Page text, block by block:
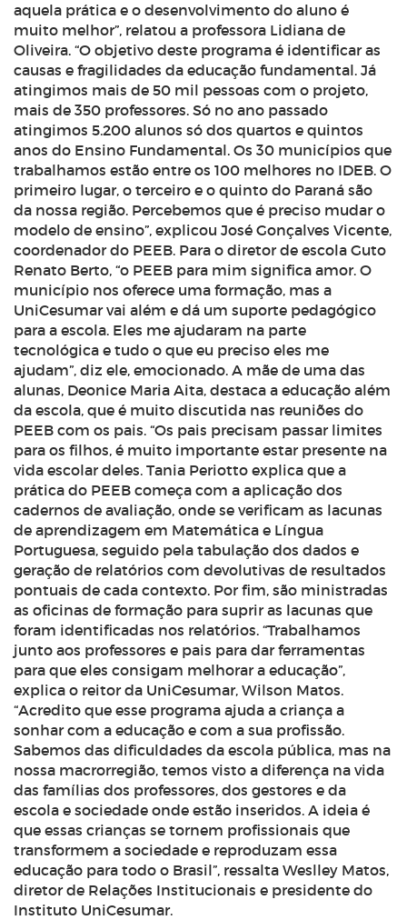
aquela prática e o desenvolvimento do aluno é
muito melhor”, relatou a professora Lidiana de
Oliveira. “O objetivo deste programa é identificar as
causas e fragilidades da educação fundamental. Já
atingimos mais de 50 mil pessoas com o projeto,
mais de 350 professores. Só no ano passado
atingimos 5.200 alunos só dos quartos e quintos
anos do Ensino Fundamental. Os 30 municípios que
trabalhamos estão entre os 100 melhores no IDEB. O
primeiro lugar, o terceiro e o quinto do Paraná são
da nossa região. Percebemos que é preciso mudar o
modelo de ensino”, explicou José Gonçalves Vicente,
coordenador do PEEB. Para o diretor de escola Guto
Renato Berto, “o PEEB para mim significa amor. O
município nos oferece uma formação, mas a
UniCesumar vai além e dá um suporte pedagógico
para a escola. Eles me ajudaram na parte
tecnológica e tudo o que eu preciso eles me
ajudam”, diz ele, emocionado. A mãe de uma das
alunas, Deonice Maria Aita, destaca a educação além
da escola, que é muito discutida nas reuniões do
PEEB com os pais. “Os pais precisam passar limites
para os filhos, é muito importante estar presente na
vida escolar deles. Tania Periotto explica que a
prática do PEEB começa com a aplicação dos
cadernos de avaliação, onde se verificam as lacunas
de aprendizagem em Matemática e Língua
Portuguesa, seguido pela tabulação dos dados e
geração de relatórios com devolutivas de resultados
pontuais de cada contexto. Por fim, são ministradas
as oficinas de formação para suprir as lacunas que
foram identificadas nos relatórios. “Trabalhamos
junto aos professores e pais para dar ferramentas
para que eles consigam melhorar a educação”,
explica o reitor da UniCesumar, Wilson Matos.
“Acredito que esse programa ajuda a criança a
sonhar com a educação e com a sua profissão.
Sabemos das dificuldades da escola pública, mas na
nossa macrorregião, temos visto a diferença na vida
das famílias dos professores, dos gestores e da
escola e sociedade onde estão inseridos. A ideia é
que essas crianças se tornem profissionais que
transformem a sociedade e reproduzam essa
educação para todo o Brasil”, ressalta Weslley Matos,
diretor de Relações Institucionais e presidente do
Instituto UniCesumar.